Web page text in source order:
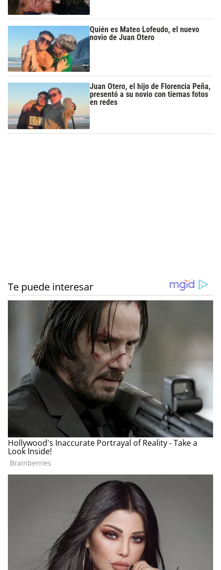
Quién es Mateo Lofeudo, el nuevo
novio de Juan Otero
Juan Otero, el hijo de Florencia Peña,
presentó a su novio con tiernas fotos
en redes